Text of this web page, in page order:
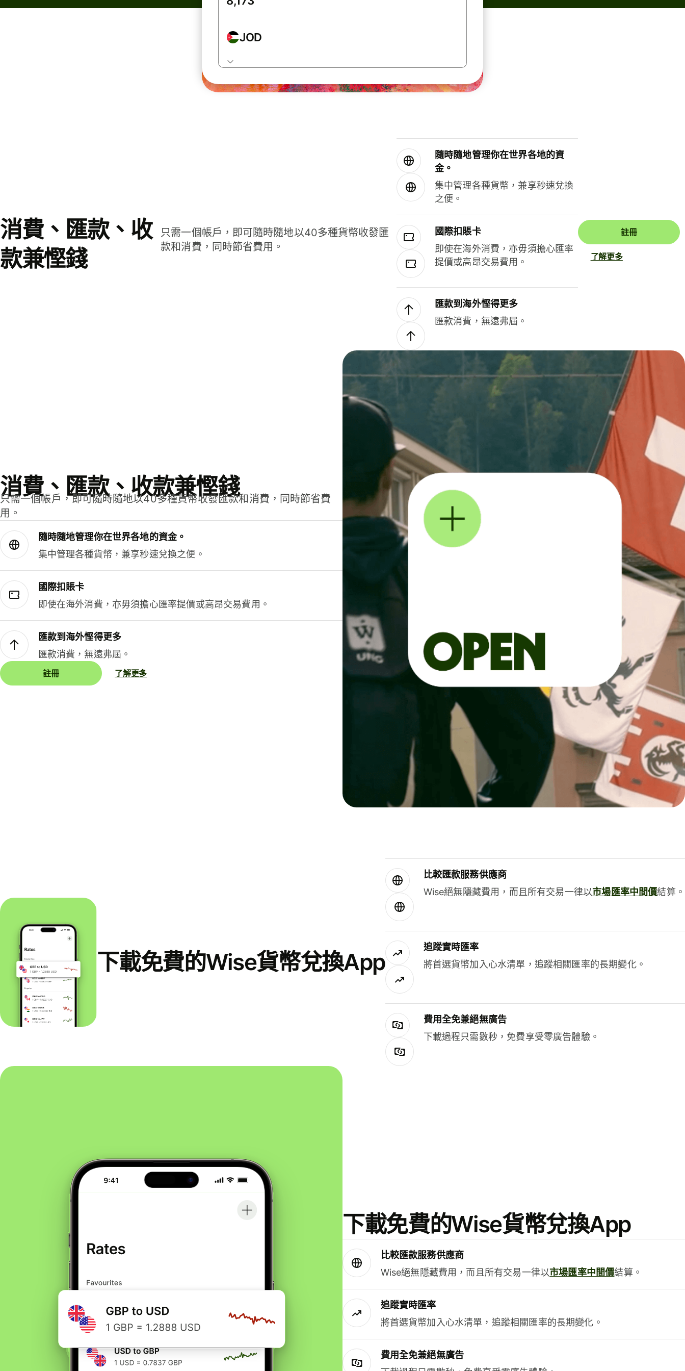
JOD
消費、匯款、收
款兼慳錢
只需一個帳戶，即可隨時隨地以40多種貨幣收發匯
款和消費，同時節省費用。
隨時隨地管理你在世界各地的資
金。
集中管理各種貨幣，兼享秒速兌換
之便。
國際扣賬卡
即使在海外消費，亦毋須擔心匯率
提價或高昂交易費用。
匯款到海外慳得更多
匯款消費，無遠弗屆。
註冊
了解更多
消費、匯款、收款兼慳錢
只需一個帳戶，即可隨時隨地以40多種貨幣收發匯款和消費，同時節省費
用。
隨時隨地管理你在世界各地的資金。
集中管理各種貨幣，兼享秒速兌換之便。
國際扣賬卡
即使在海外消費，亦毋須擔心匯率提價或高昂交易費用。
匯款到海外慳得更多
匯款消費，無遠弗屆。
註冊 了解更多
下載免費的Wise貨幣兌換App
比較匯款服務供應商
Wise絕無隱藏費用，而且所有交易一律以市場匯率中間價結算。
追蹤實時匯率
將首選貨幣加入心水清單，追蹤相關匯率的長期變化。
費用全免兼絕無廣告
下載過程只需數秒，免費享受零廣告體驗。
下載免費的Wise貨幣兌換App
比較匯款服務供應商
Wise絕無隱藏費用，而且所有交易一律以市場匯率中間價結算。
追蹤實時匯率
將首選貨幣加入心水清單，追蹤相關匯率的長期變化。
費用全免兼絕無廣告